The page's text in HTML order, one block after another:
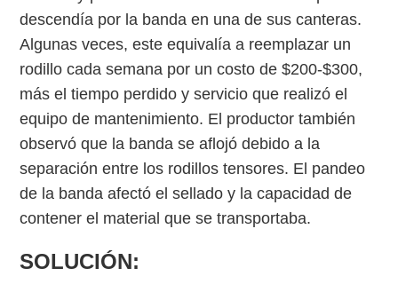
descendía por la banda en una de sus canteras.
Algunas veces, este equivalía a reemplazar un
rodillo cada semana por un costo de $200-$300,
más el tiempo perdido y servicio que realizó el
equipo de mantenimiento. El productor también
observó que la banda se aflojó debido a la
separación entre los rodillos tensores. El pandeo
de la banda afectó el sellado y la capacidad de
contener el material que se transportaba.
SOLUCIÓN: